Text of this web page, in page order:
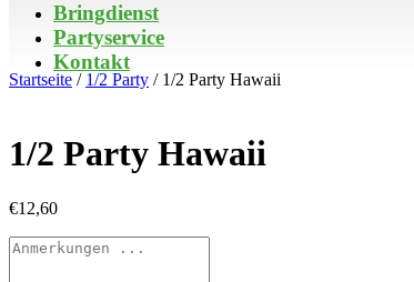
Bringdienst
Partyservice
Kontakt
Startseite / 1/2 Party / 1/2 Party Hawaii
1/2 Party Hawaii
€12,60